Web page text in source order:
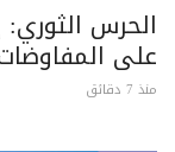
الحرس
على
منذ 7 دقائق